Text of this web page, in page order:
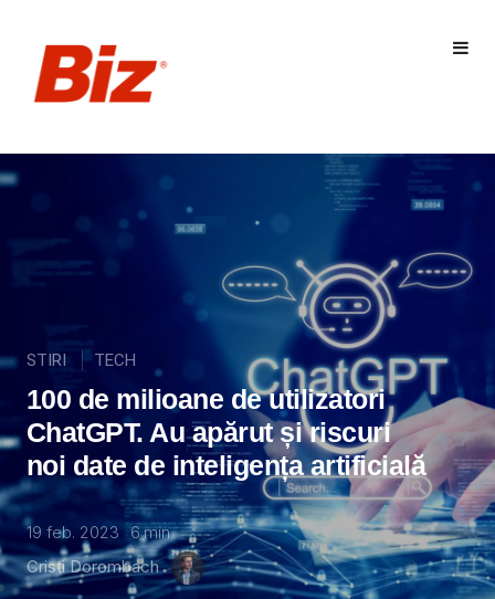
STIRI TECH
100 de milioane de utilizatori
ChatGPT. Au apărut și riscuri
noi date de inteligența artificială
19 feb. 2023 6min
Cristi Dorombach